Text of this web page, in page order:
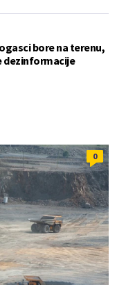
bore na terenu,
dezinformacije
0